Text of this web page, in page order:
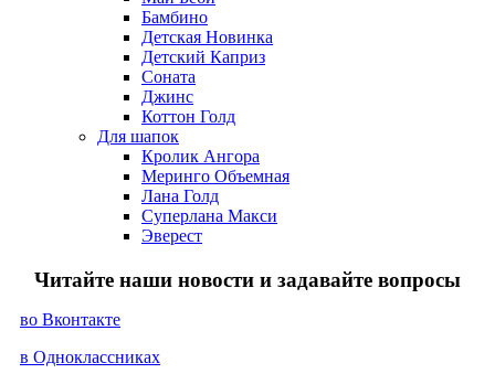
Бамбино
Детская Новинка
Детский Каприз
Соната
Джинс
Коттон Голд
Для шапок
Кролик Ангора
Меринго Объемная
Лана Голд
Суперлана Макси
Эверест
Читайте наши новости и задавайте вопросы
во Вконтакте
в Одноклассниках